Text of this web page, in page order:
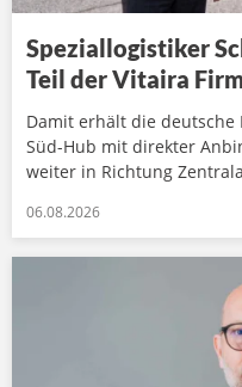
Speziallogistiker
Teil der Vitaira
Damit erhält die
Süd-Hub mit direkter
weiter in Richtung
06.08.2026